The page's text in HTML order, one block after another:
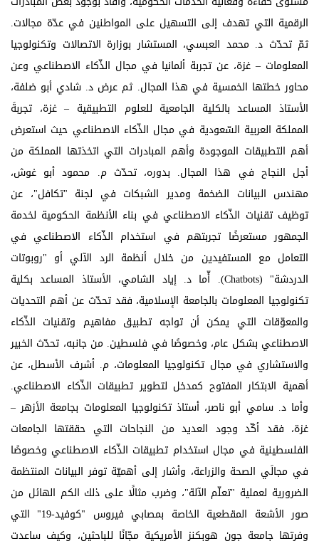
الرقمية التي تهدف إلى التسهيل على المواطنين في عدّة مجالات.
ثمّ تحدّث د. محمد العبسي، المستشار بوزارة الاتصالات وتكنولوجيا
المعلومات – غزة، عن تجربة ألمانيا في مجال الذّكاء الاصطناعي وعن
محاور خطتها الخمسية في هذا المجال. ثم عرض د. شادي أبو ضلفة،
الأستاذ المساعد بالكلية الجامعية للعلوم التطبيقية – غزة، تجربةَ
المملكة العربية السّعودية في مجال الذّكاء الاصطناعي حيث استعرض
أهم التطبيقات الموجودة وأهم المبادرات التي اتخذتها المملكة من
أجل النجاح في هذا المجال. بدوره، تحدّث م. محمود أبو غوش،
مهندس البيانات الضخمة ومدير الشبكات في لجنة "تكافل"، عن
توظيف تقنيات الذّكاء الاصطناعي في بناء الأنظمة الحكومية لخدمة
الجمهور مستعرضًا تجربتهم في استخدام الذّكاء الاصطناعي في
التعامل مع المستفيدين‎‏ ‏‎من خلال أنظمة الرد الآلي أو "روبوتات
الدردشة" (Chatbots). أّما د. إياد الشامي، الأستاذ المساعد بكلية
تكنولوجيا المعلومات بالجامعة الإسلامية، فقد تحدّث عن أهم التحديات
والمعوّقات التي يمكن أن تواجه تطبيق مفاهيم وتقنيات الذّكاء
الاصطناعي بشكل عام، وخصوصًا في فلسطين. من جانبه، تحدّث الخبير
والاستشاري في مجال تكنولوجيا المعلومات، م. أشرف الأسطل، عن
أهمية الابتكار المفتوح كمدخل لتطوير تطبيقات الذّكاء الاصطناعي.
وأما د. سامي أبو ناصر، أستاذ تكنولوجيا المعلومات بجامعة الأزهر –
غزة، فقد أكّد وجود العديد من النجاحات التي حققتها الجامعات
الفلسطينية في مجال استخدام تطبيقات الذّكاء الاصطناعي وخصوصًا
في مجالَي الصحة والزراعة، وأشار إلى أهميّة توفر البيانات المنتظمة
الضرورية لعملية "تعلّم الآلة"، وضرب مثالًا على ذلك الكم الهائل من
صور الأشعة المقطعية الخاصة بمصابي فيروس "كوفيد-19" التي
وفرتها جامعة جون هوبكنز الأمريكية مجّانًا للباحثين، وكيف ساعدت